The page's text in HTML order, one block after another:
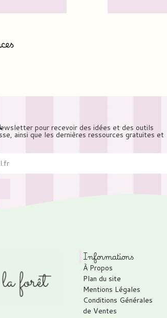
pour recevoir des idées et des outils
ainsi que les dernières ressources gratuites et
Informations
À Propos
Plan du site
Mentions Légales
Conditions Générales
de Ventes